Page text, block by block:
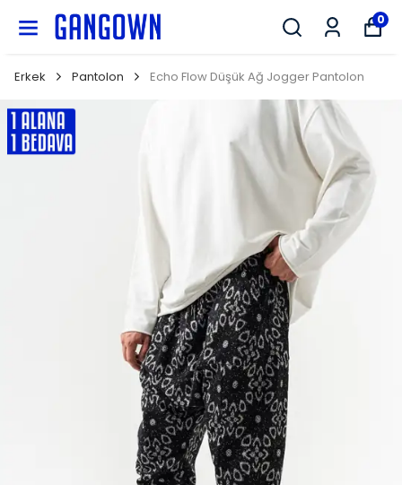
0
Erkek Pantolon Echo Flow Düşük Ağ Jogger Pantolon